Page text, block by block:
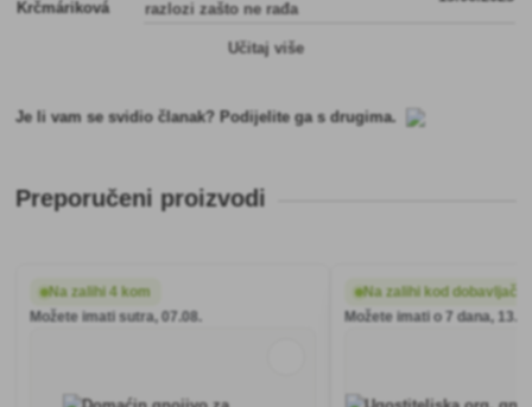
razlozi zašto ne rađa
Učitaj više
Je li vam se svidio članak? Podijelite ga s drugima.
Preporučeni proizvodi
Na zalihi 4 kom
Možete imati sutra, 07.08.
Na zalihi kod dobavljača
Možete imati o 7 dana,